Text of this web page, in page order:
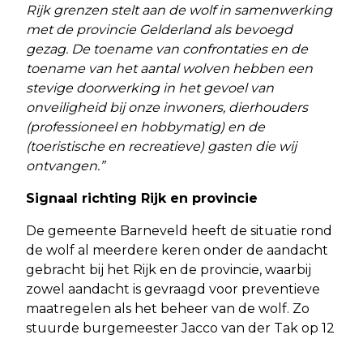
Rijk grenzen stelt aan de wolf in samenwerking
met de provincie Gelderland als bevoegd
gezag. De toename van confrontaties en de
toename van het aantal wolven hebben een
stevige doorwerking in het gevoel van
onveiligheid bij onze inwoners, dierhouders
(professioneel en hobbymatig) en de
(toeristische en recreatieve) gasten die wij
ontvangen.”
Signaal richting Rijk en provincie
De gemeente Barneveld heeft de situatie rond
de wolf al meerdere keren onder de aandacht
gebracht bij het Rijk en de provincie, waarbij
zowel aandacht is gevraagd voor preventieve
maatregelen als het beheer van de wolf. Zo
stuurde burgemeester Jacco van der Tak op 12